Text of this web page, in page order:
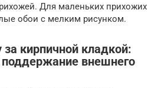
Для маленьких прихожих
обои с мелким рисунком.
кирпичной кладкой:
внешнего